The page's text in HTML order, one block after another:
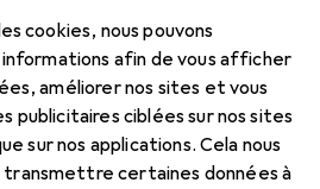
cookies, nous pouvons
afin de vous afficher
améliorer nos sites et vous
publicitaires ciblées sur nos sites
sur nos applications. Cela nous
certaines données à